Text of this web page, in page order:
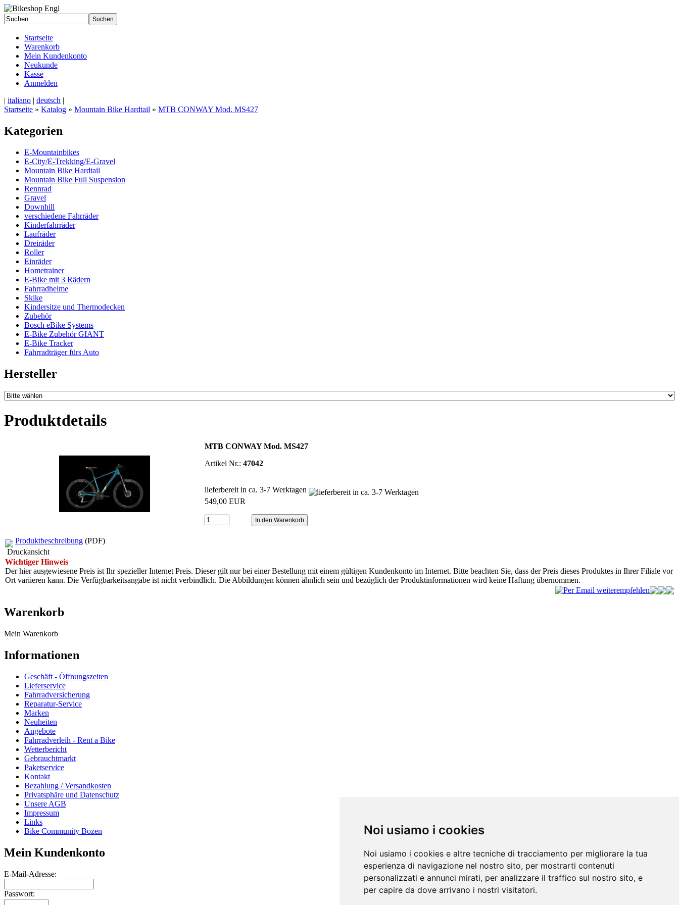
Noi usiamo i cookies
Noi usiamo i cookies e altre tecniche di tracciamento per migliorare la tua
esperienza di navigazione nel nostro sito, per mostrarti contenuti
personalizzati e annunci mirati, per analizzare il traffico sul nostro sito, e
per capire da dove arrivano i nostri visitatori.
Startseite
Warenkorb
Mein Kundenkonto
Neukunde
Kasse
Anmelden
| italiano | deutsch |
Startseite » Katalog » Mountain Bike Hardtail » MTB CONWAY Mod. MS427
Kategorien
E-Mountainbikes
E-City/E-Trekking/E-Gravel
Mountain Bike Hardtail
Mountain Bike Full Suspension
Rennrad
Gravel
Downhill
verschiedene Fahrräder
Kinderfahrräder
Laufräder
Dreiräder
Roller
Einräder
Hometrainer
E-Bike mit 3 Rädern
Fahrradhelme
Skike
Kindersitze und Thermodecken
Zubehör
Bosch eBike Systems
E-Bike Zubehör GIANT
E-Bike Tracker
Fahrradträger fürs Auto
Hersteller
Produktdetails
MTB CONWAY Mod. MS427
Artikel Nr.: 47042
lieferbereit in ca. 3-7 Werktagen
549,00 EUR
Produktbeschreibung (PDF)
Druckansicht
Wichtiger Hinweis
Der hier ausgewiesene Preis ist Ihr spezieller Internet Preis. Dieser gilt nur bei einer Bestellung mit einem gültigen Kundenkonto im Internet. Bitte beachten Sie, dass der Preis dieses Produktes in Ihrer Filiale vor
Ort variieren kann. Die Verfügbarkeitsangabe ist nicht verbindlich. Die Abbildungen können ähnlich sein und bezüglich der Produktinformationen wird keine Haftung übernommen.
Warenkorb
Mein Warenkorb
Informationen
Geschäft - Öffnungszeiten
Lieferservice
Fahrradversicherung
Reparatur-Service
Marken
Neuheiten
Angebote
Fahrradverleih - Rent a Bike
Wetterbericht
Gebrauchtmarkt
Paketservice
Kontakt
Bezahlung / Versandkosten
Privatsphäre und Datenschutz
Unsere AGB
Impressum
Links
Bike Community Bozen
Mein Kundenkonto
E-Mail-Adresse:
Passwort: